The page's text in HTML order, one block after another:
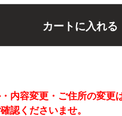
カートに入れる
内容変更・ご住所の変更
認くださいませ。